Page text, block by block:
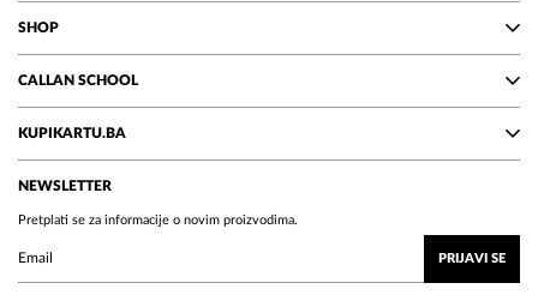
SHOP
CALLAN SCHOOL
KUPIKARTU.BA
NEWSLETTER
Pretplati se za informacije o novim proizvodima.
PRIJAVI SE